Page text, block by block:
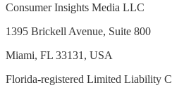
Consumer Insights Media LLC
1395 Brickell Avenue, Suite 800
Miami, FL 33131, USA
Florida-registered Limited Liability